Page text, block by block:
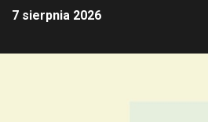
7 sierpnia 2026